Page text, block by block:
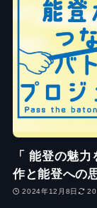
「 能登の魅
作と能登への
2024年12月8日